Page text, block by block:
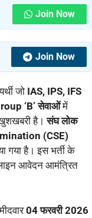
Join Now
Join Now
जो IAS, IPS, IFS
‘B’ सेवाओंमें
है।संघ लोक
(CSE)
गया है। इस भर्ती के
आवेदन आमंत्रित
04 फरवरी 2026